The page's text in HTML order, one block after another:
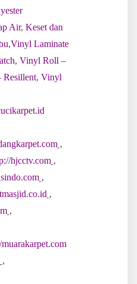
Air, Keset dan
,Vinyl Laminate
, Vinyl Roll –
, Vinyl
,
hjcctv.com ,
,
,
,
,